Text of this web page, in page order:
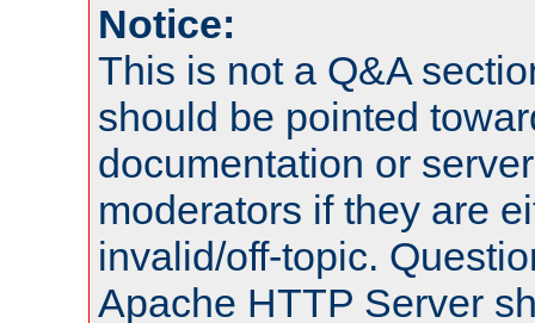
Notice:
This is not a Q&A
should be pointed
documentation or
moderators if they are
invalid/off-topic.
Apache HTTP Server